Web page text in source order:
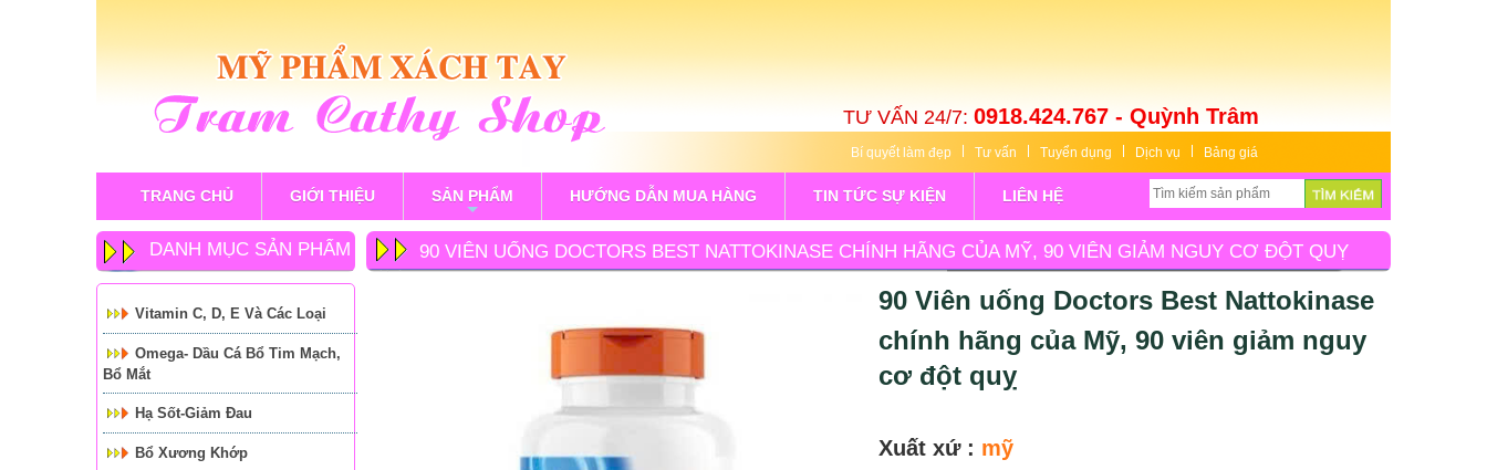
TƯ VẤN 24/7: 0918.424.767 - Quỳnh Trâm
Bí quyết làm đẹp Tư vấn Tuyển dụng Dịch vụ Bảng giá
TRANG CHỦ GIỚI THIỆU
+
SẢN PHẨM HƯỚNG DẪN MUA HÀNG TIN TỨC SỰ KIỆN LIÊN HỆ
DANH MỤC SẢN PHẨM
Vitamin C, D, E Và Các Loại
Omega- Dầu Cá Bổ Tim Mạch,
Bổ Mắt
Hạ Sốt-Giảm Đau
Bổ Xương Khớp
90 VIÊN UỐNG DOCTORS BEST NATTOKINASE CHÍNH HÃNG CỦA MỸ, 90 VIÊN GIẢM NGUY CƠ ĐỘT QUỴ
90 Viên uống Doctors Best Nattokinase
chính hãng của Mỹ, 90 viên giảm nguy
cơ đột quỵ
Xuất xứ : mỹ